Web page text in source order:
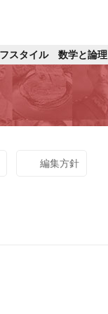
スタイル 数学と論理
編集方針